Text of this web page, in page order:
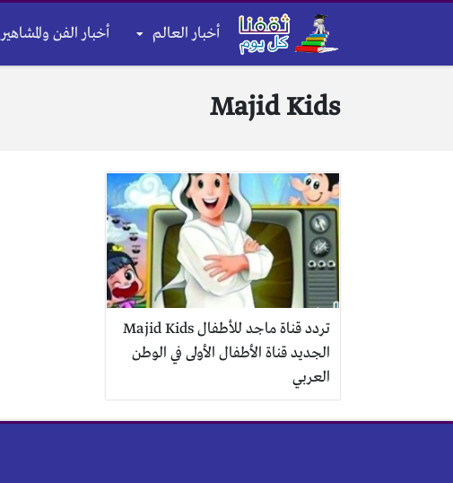
أخبار العالم أخبار الفن والمشاهير
Majid Kids
تردد قناة ماجد للأطفال Majid Kids
الجديد قناة الأطفال الأولى في الوطن
العربي